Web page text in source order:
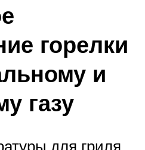
горелки
и
газу
для гриля